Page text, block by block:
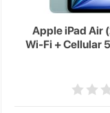
Apple iPad Air
Wi-Fi + Cellular